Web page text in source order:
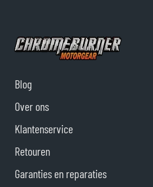
Blog
Over ons
Klantenservice
Retouren
Garanties en reparaties